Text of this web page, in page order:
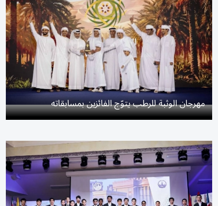
مهرجان الوثبة للرطب يتوّج الفائزين بمسابقاته